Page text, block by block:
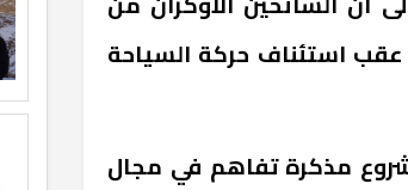
عقب استئناف حركة السياحة
مذكرة تفاهم في مجال